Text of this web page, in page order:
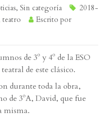
, Sin categoría
2018-
teatro
Escrito por
de 3º y 4º de la ESO
de este clásico.
durante toda la obra,
de 3ºA, David, que fue
misma.